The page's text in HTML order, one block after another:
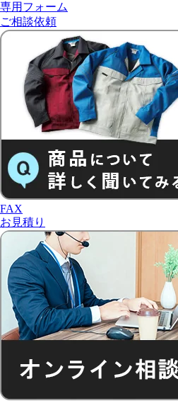
専用フォーム
ご相談依頼
FAX
お見積り